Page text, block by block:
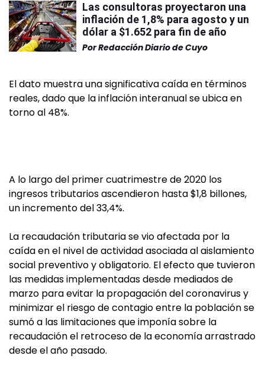
Las consultoras proyectaron una
inflación de 1,8% para agosto y un
dólar a $1.652 para fin de año
PorRedacción Diario de Cuyo
El dato muestra una significativa caída en términos
reales, dado que la inflación interanual se ubica en
torno al 48%.
A lo largo del primer cuatrimestre de 2020 los
ingresos tributarios ascendieron hasta $1,8 billones,
un incremento del 33,4%.
La recaudación tributaria se vio afectada por la
caída en el nivel de actividad asociada al aislamiento
social preventivo y obligatorio. El efecto que tuvieron
las medidas implementadas desde mediados de
marzo para evitar la propagación del coronavirus y
minimizar el riesgo de contagio entre la población se
sumó a las limitaciones que imponía sobre la
recaudación el retroceso de la economía arrastrado
desde el año pasado.